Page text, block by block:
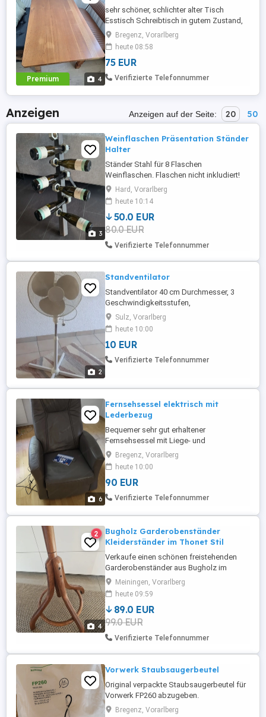
Premium 4
sehr schöner, schlichter alter Tisch
Esstisch Schreibtisch in gutem Zustand,
Echtholz, massiv Mit großer Schublade
Länge 120 cm Breit 75 cm Höhe 74 cm
kürzlich second hand gekauft um 160 Er
passt leider nicht in meinen kleinen
Essbereich Bezahlung bar bei Abholung
Bregenz, Vorarlberg
heute 08:58
75 EUR
Verifizierte Telefonnummer
Anzeigen Anzeigen auf der Seite: 20 50
3
Weinflaschen Präsentation Ständer
Halter
Ständer Stahl für 8 Flaschen
Weinflaschen. Flaschen nicht inkludiert!
Hard, Vorarlberg
heute 10:14
50.0 EUR
80.0 EUR
Verifizierte Telefonnummer
2
Standventilator
Standventilator 40 cm Durchmesser, 3
Geschwindigkeitsstufen,
höhenverstellbar, wenig verwendet
Sulz, Vorarlberg
heute 10:00
10 EUR
Verifizierte Telefonnummer
6
Fernsehsessel elektrisch mit
Lederbezug
Bequemer sehr gut erhaltener
Fernsehsessel mit Liege- und
Aufstehfunktion zu verkaufen.
Bregenz, Vorarlberg
heute 10:00
90 EUR
Verifizierte Telefonnummer
4
2
Bugholz Garderobenständer
Kleiderständer im Thonet Stil
Verkaufe einen schönen freistehenden
Garderobenständer aus Bugholz im
klassischen Thonet- Alt-Wien-Stil.
Dekorative geschwungene Haken, stabiler
Stand und schöner dunkler Holzton. Ideal
für Vorraum, Büro, Praxis oder Vintage-
Einrichtung. Maße: Höhe ca. 180 cm
Fußdurchmesser ca. 50 cm Durchmesser
...
Meiningen, Vorarlberg
heute 09:59
89.0 EUR
99.0 EUR
Verifizierte Telefonnummer
Vorwerk Staubsaugerbeutel
Original verpackte Staubsaugerbeutel für
Vorwerk FP260 abzugeben.
Bregenz, Vorarlberg